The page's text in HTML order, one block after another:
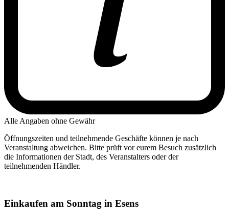
Alle Angaben ohne Gewähr
Öffnungszeiten und teilnehmende Geschäfte können je nach
Veranstaltung abweichen. Bitte prüft vor eurem Besuch zusätzlich
die Informationen der Stadt, des Veranstalters oder der
teilnehmenden Händler.
Einkaufen am Sonntag in Esens